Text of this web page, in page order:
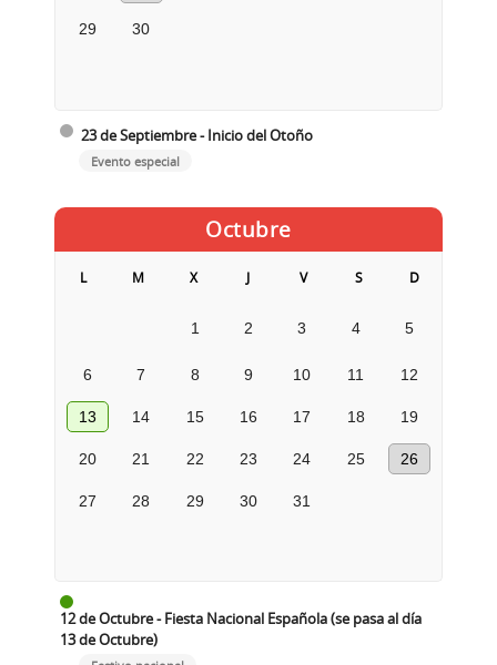
29 30
23 de Septiembre - Inicio del Otoño
Evento especial
Octubre
L M X J V S D
1 2 3 4 5
6 7 8 9 10 11 12
13 14 15 16 17 18 19
20 21 22 23 24 25 26
27 28 29 30 31
12 de Octubre - Fiesta Nacional Española (se pasa al día
13 de Octubre)